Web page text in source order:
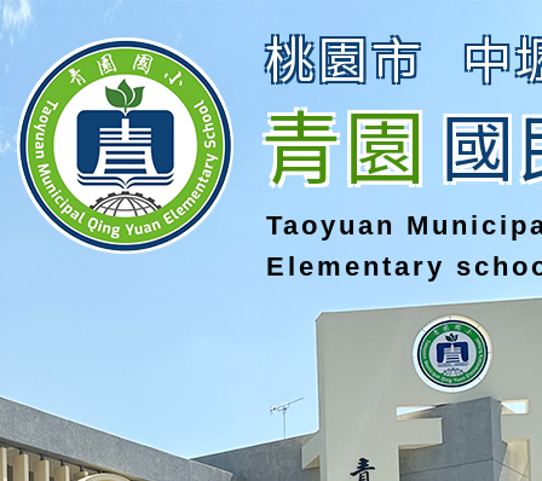
桃園市 中
青園國
Taoyuan
Elementary